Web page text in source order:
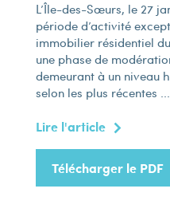
L’Île-des-Sœurs, le 27
période d’activité
immobilier résidentiel
une phase de
demeurant à un niveau
selon les plus récentes ...
Lire l'article
Télécharger le PDF